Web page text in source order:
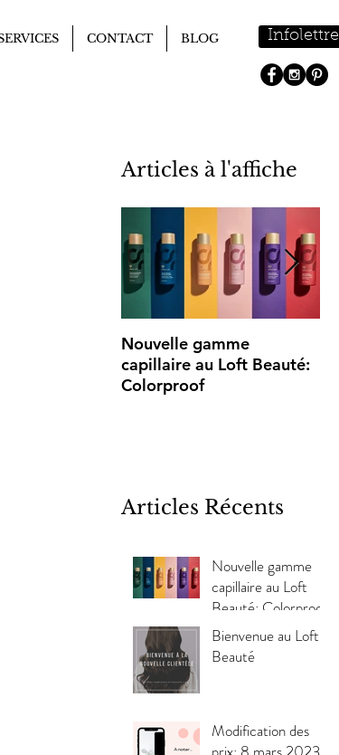
CONTACT BLOG Infolettre
Articles à l'affiche
Nouvelle gamme
capillaire au Loft Beauté:
Colorproof
Articles Récents
Nouvelle gamme
capillaire au Loft
Beauté: Colorproof
Bienvenue au Loft
Beauté
Modification des